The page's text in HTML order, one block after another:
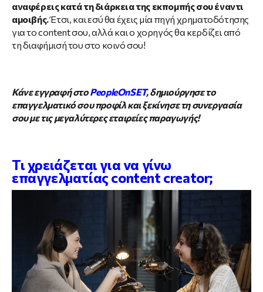
αναφέρεις κατά τη διάρκεια της εκπομπής σου έναντι
αμοιβής.Έτσι, και εσύ θα έχεις μία πηγή χρηματοδότησης
για το content σου, αλλά και ο χορηγός θα κερδίζει από
τη διαφήμισή του στο κοινό σου!
Κάνε εγγραφή στοPeopleOnSET, δημιούργησε το
επαγγελματικό σου προφίλ και ξεκίνησε τη συνεργασία
σου με τις μεγαλύτερες εταιρείες παραγωγής!
Τι χρειάζεται για να γίνω
επαγγελματίας content creator;